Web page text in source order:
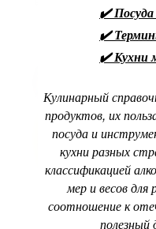
✔️
✔️
✔️ Кухни
Кулинарный
продуктов, их
посуда и
кухни разных
классификацией
мер и весов
соотношение к
полезный